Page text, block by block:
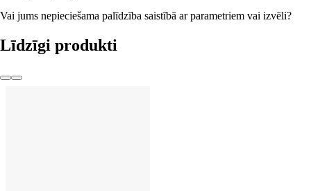
Vai jums nepieciešama palīdzība saistībā ar parametriem vai izvēli?
Līdzīgi produkti